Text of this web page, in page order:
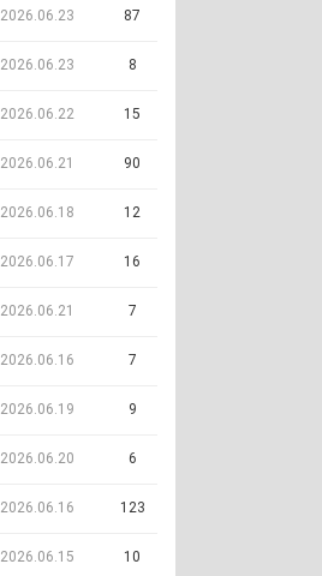
2026.06.23 87
2026.06.23 8
2026.06.22 15
2026.06.21 90
2026.06.18 12
2026.06.17 16
2026.06.21 7
2026.06.16 7
2026.06.19 9
2026.06.20 6
2026.06.16 123
2026.06.15 10